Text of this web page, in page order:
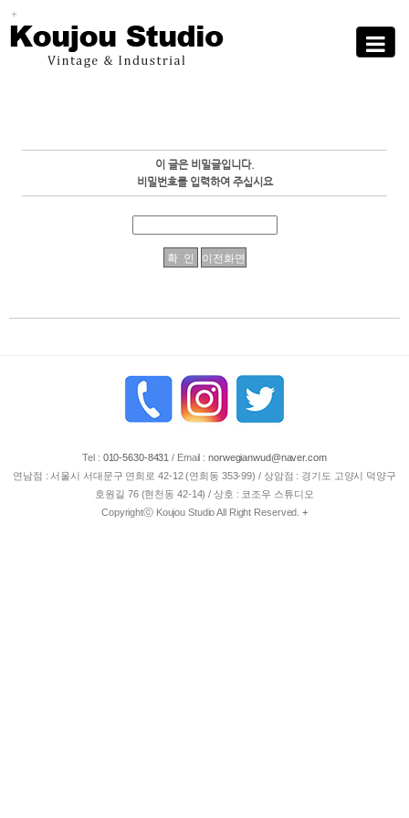
Toggle
이 글은 비밀글입니다.
비밀번호를 입력하여 주십시요
Tel : 010-5630-8431 / Email :norwegianwud@naver.com
연남점 : 서울시 서대문구 연희로 42-12 (연희동 353-99) / 상암점 : 경기도 고양시 덕양구
호원길 76 (현천동 42-14) / 상호 : 코조우 스튜디오
Copyrightⓒ Koujou Studio All Right Reserved.+